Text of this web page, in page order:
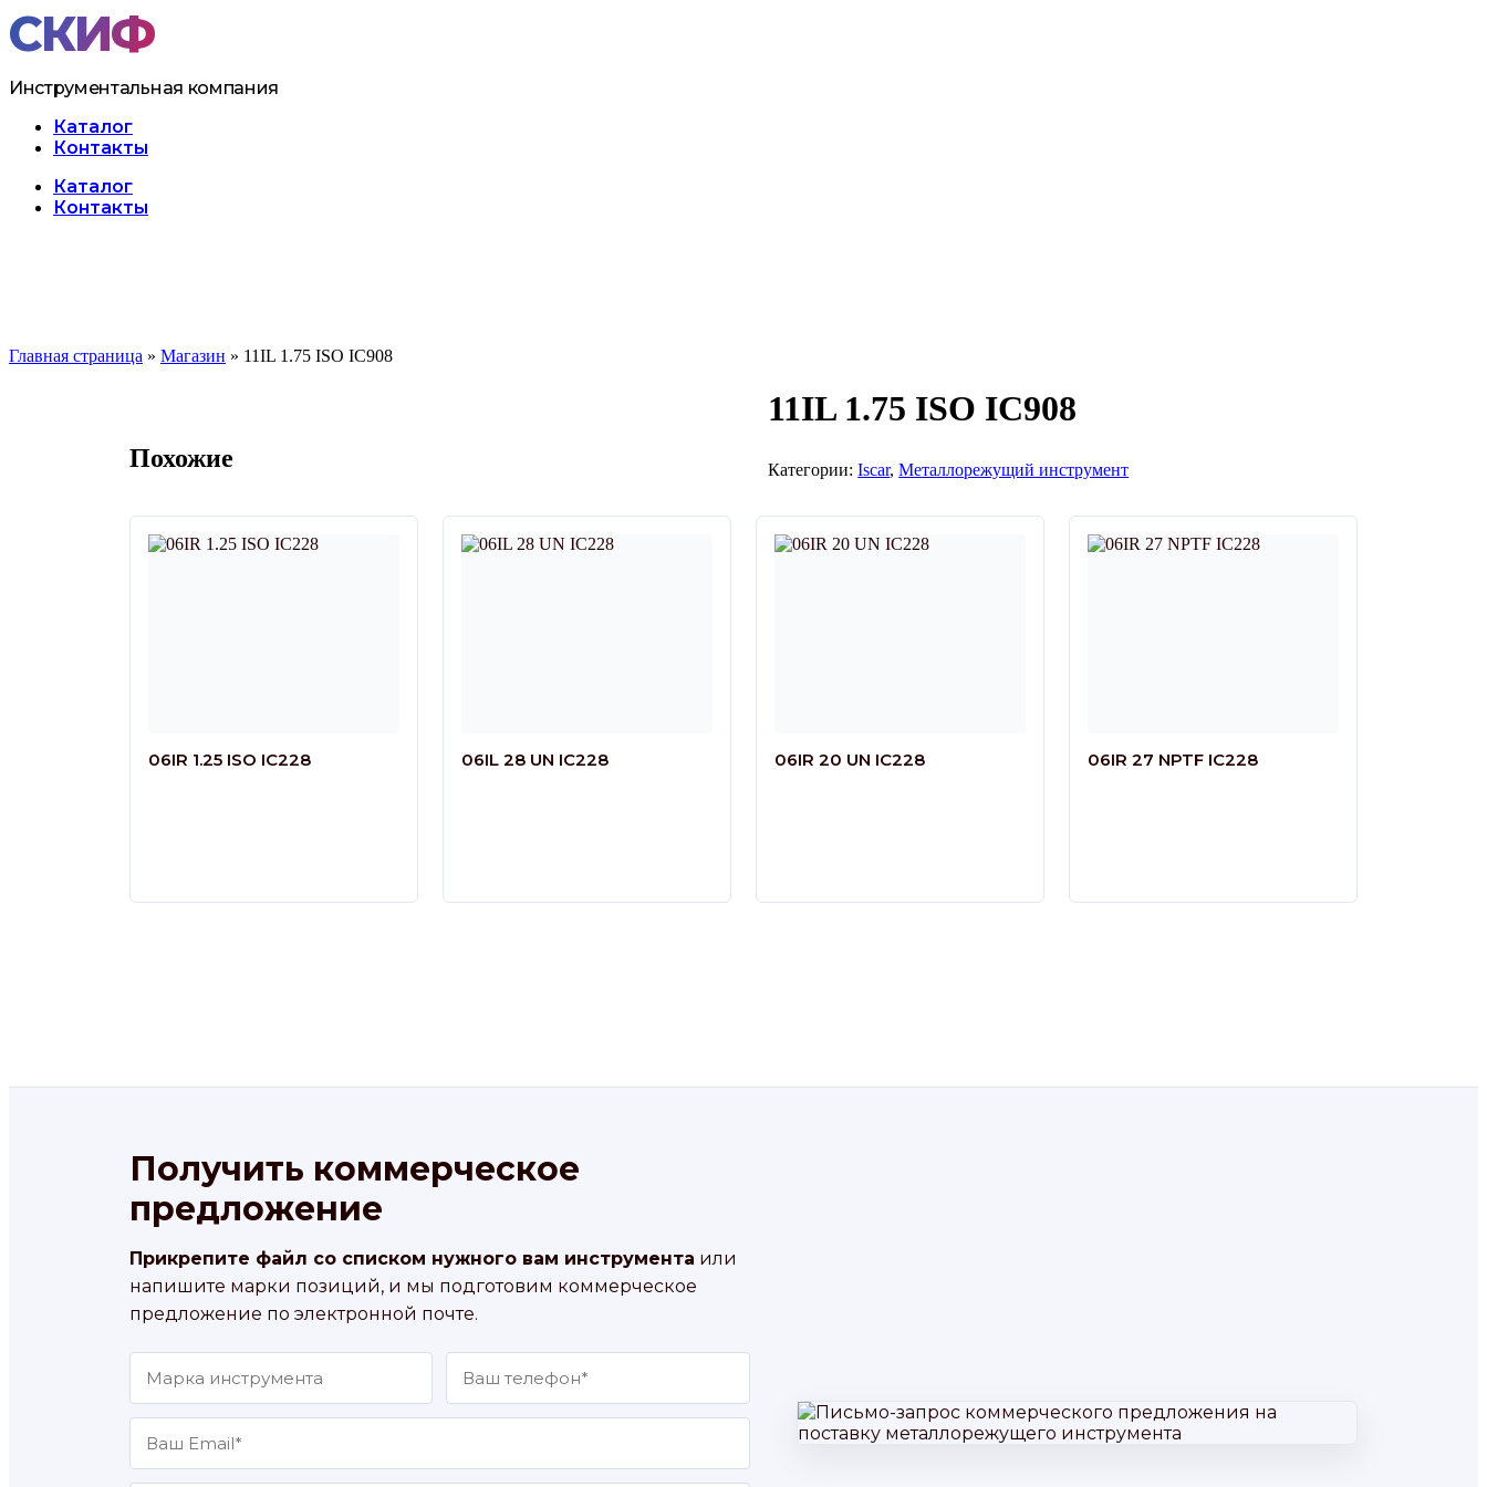
Перейти
к
содержимому
Инструментальная компания
Каталог
Контакты
МенюКаталог
Контакты
Главная страница » Магазин » 11IL 1.75 ISO IC908
11IL 1.75 ISO IC908
Категории:Iscar,Металлорежущий инструмент
Похожие
06IR 1.25 ISO IC228 06IL 28 UN IC228 06IR 20 UN IC228 06IR 27 NPTF IC228
Получить коммерческое
предложение
Прикрепите файл со списком нужного вам инструмента или
напишите марки позиций, и мы подготовим коммерческое
предложение по электронной почте.